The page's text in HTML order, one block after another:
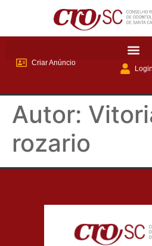
Criar Anúncio
Login
Autor:
rozario